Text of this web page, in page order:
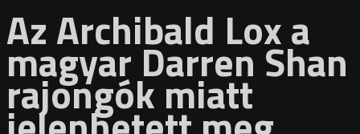
Az Archibald Lox a
magyar Darren Shan
rajongók miatt